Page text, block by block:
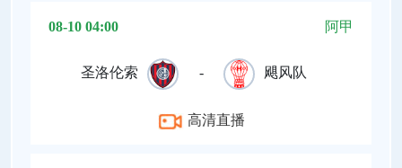
08-10 04:00 阿甲
圣洛伦索 - 飓风队
高清直播